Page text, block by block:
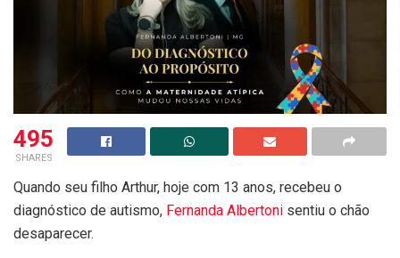
495
SHARES
Quando seu filho Arthur, hoje com 13 anos, recebeu o
diagnóstico de autismo, Fernanda Albertoni sentiu o chão
desaparecer.